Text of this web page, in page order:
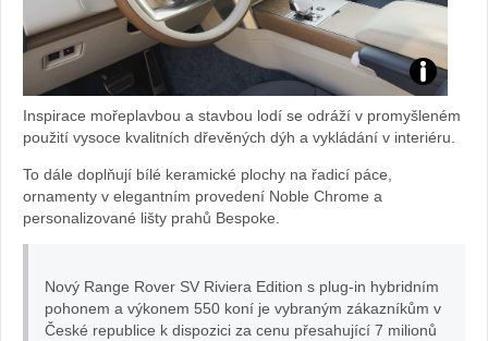
foto
Range
Inspirace mořeplavbou a stavbou lodí se odráží v promyšleném
použití vysoce kvalitních dřevěných dýh a vykládání v interiéru.
To dále doplňují bílé keramické plochy na řadicí páce,
ornamenty v elegantním provedení Noble Chrome a
personalizované lišty prahů Bespoke.
Nový Range Rover SV Riviera Edition s plug-in hybridním
pohonem a výkonem 550 koní je vybraným zákazníkům v
České republice k dispozici za cenu přesahující 7 milionů